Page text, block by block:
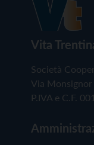
Vita
Società
Via
P.IVA e C.F.